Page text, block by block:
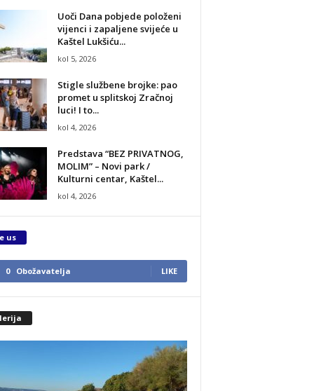
Uoči Dana pobjede položeni
vijenci i zapaljene svijeće u
Kaštel Lukšiću...
kol 5, 2026
Stigle službene brojke: pao
promet u splitskoj Zračnoj
luci! I to...
kol 4, 2026
Predstava “BEZ PRIVATNOG,
MOLIM” – Novi park /
Kulturni centar, Kaštel...
kol 4, 2026
us
0 Obožavatelja LIKE